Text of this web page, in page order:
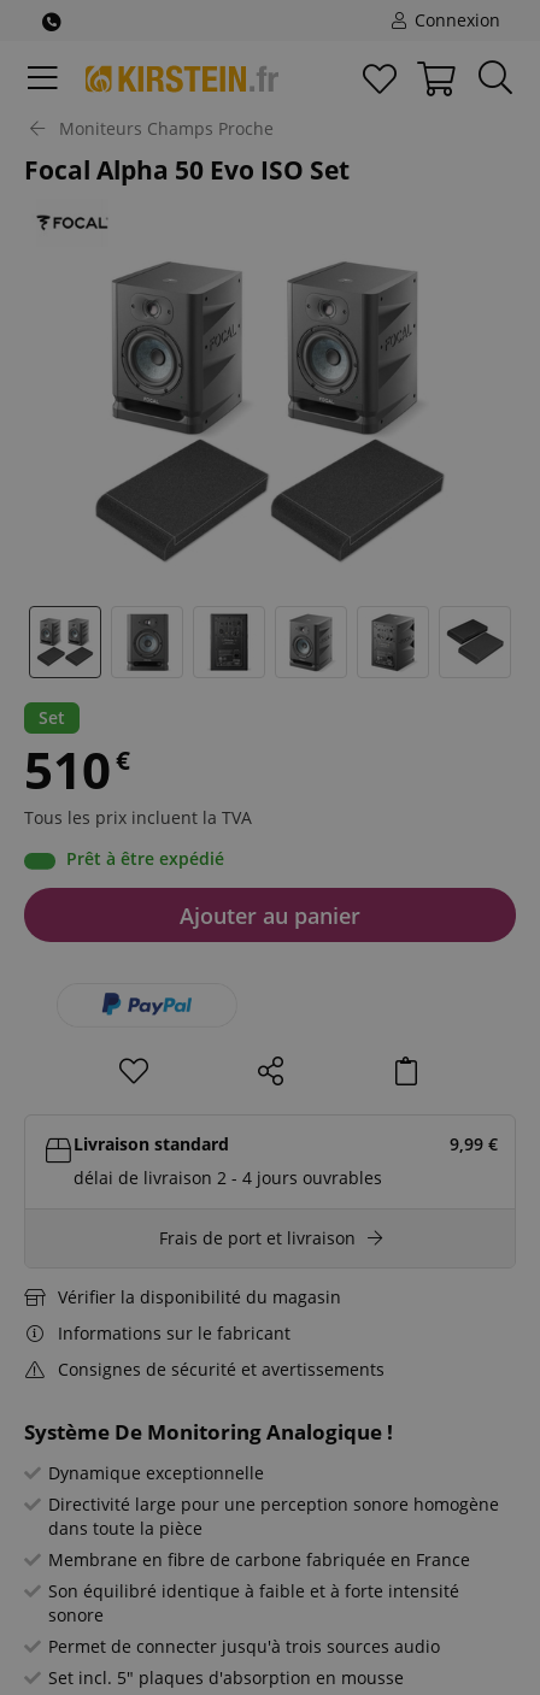
Connexion
Moniteurs Champs Proche
Focal Alpha 50 Evo ISO Set
Système De Monitoring Analogique !
Dynamique exceptionnelle
Directivité large pour une perception sonore homogène
dans toute la pièce
Membrane en fibre de carbone fabriquée en France
Son équilibré identique à faible et à forte intensité
sonore
Permet de connecter jusqu'à trois sources audio
Set incl. 5" plaques d'absorption en mousse
Set
510€
Tous les prix incluent la TVA
Prêt à être expédié
Ajouter au panier
Livraison standard 9,99 €
délai de livraison 2 - 4 jours ouvrables
Frais de port et livraison
Vérifier la disponibilité du magasin
Informations sur le fabricant
Consignes de sécurité et avertissements